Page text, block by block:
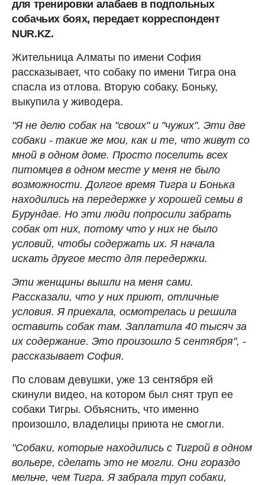
для тренировки алабаев в подпольных
собачьих боях, передает корреспондент
NUR.KZ.
Жительница Алматы по имени София
рассказывает, что собаку по имени Тигра она
спасла из отлова. Вторую собаку, Боньку,
выкупила у живодера.
"Я не делю собак на "своих" и "чужих". Эти две
собаки - такие же мои, как и те, что живут со
мной в одном доме. Просто поселить всех
питомцев в одном месте у меня не было
возможности. Долгое время Тигра и Бонька
находились на передержке у хорошей семьи в
Бурундае. Но эти люди попросили забрать
собак от них, потому что у них не было
условий, чтобы содержать их. Я начала
искать другое место для передержки.
Эти женщины вышли на меня сами.
Рассказали, что у них приют, отличные
условия. Я приехала, осмотрелась и решила
оставить собак там. Заплатила 40 тысяч за
их содержание. Это произошло 5 сентября", -
рассказывает София.
По словам девушки, уже 13 сентября ей
скинули видео, на котором был снят труп ее
собаки Тигры. Объяснить, что именно
произошло, владелицы приюта не смогли.
"Собаки, которые находились с Тигрой в одном
вольере, сделать это не могли. Они гораздо
мельче, чем Тигра. Я забрала труп собаки,